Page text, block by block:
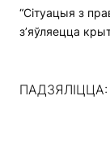
“Сітуацыя з
з’яўляецца
ПАДЗЯЛІЦЦА: